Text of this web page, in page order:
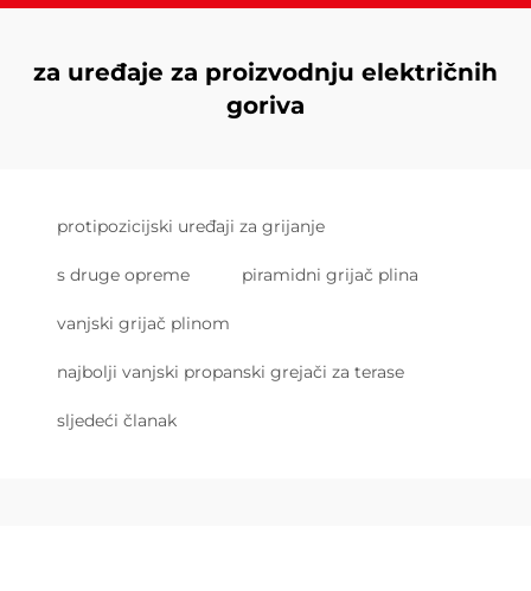
za uređaje za proizvodnju električnih
goriva
protipozicijski uređaji za grijanje
s druge opreme piramidni grijač plina
vanjski grijač plinom
najbolji vanjski propanski grejači za terase
sljedeći članak